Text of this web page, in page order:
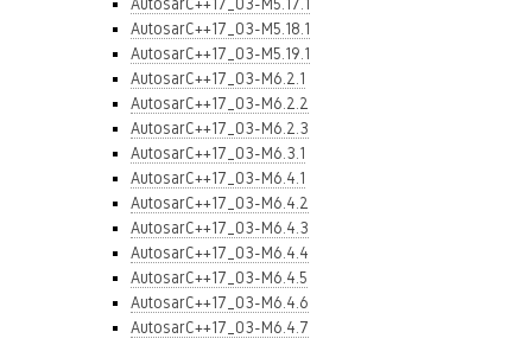
AutosarC++17_03-M5.18.1
AutosarC++17_03-M5.19.1
AutosarC++17_03-M6.2.1
AutosarC++17_03-M6.2.2
AutosarC++17_03-M6.2.3
AutosarC++17_03-M6.3.1
AutosarC++17_03-M6.4.1
AutosarC++17_03-M6.4.2
AutosarC++17_03-M6.4.3
AutosarC++17_03-M6.4.4
AutosarC++17_03-M6.4.5
AutosarC++17_03-M6.4.6
AutosarC++17_03-M6.4.7